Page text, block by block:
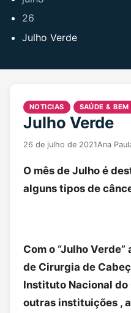
26
Julho Verde
NOTICIAS SAÚDE & BEM
Julho Verde
26 de julho de 2021Ana
O mês de Julho é
alguns tipos de
Com o “Julho
de Cirurgia de
Instituto Nacional do
outras instituições ,